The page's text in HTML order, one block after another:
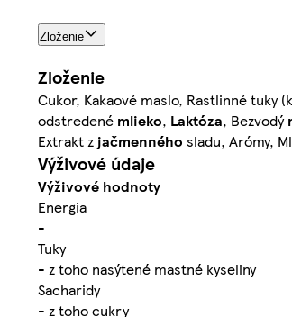
Zloženie
Zloženie
Cukor, Kakaové maslo, Rastlinné tuky
odstredené mlieko, Laktóza, Bezvodý
Extrakt z jačmenného sladu, Arómy,
Výživové údaje
Výživové hodnoty
Energia
-
Tuky
- z toho nasýtené mastné kyseliny
Sacharidy
- z toho cukry